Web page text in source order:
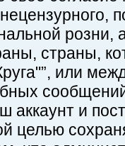
страны,
или
аккаунт и
целью